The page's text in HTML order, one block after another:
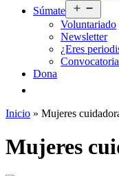
Súmate
el
menú
Voluntariado
Newsletter
¿Eres
Dona
Inicio » Mujeres
Mujeres